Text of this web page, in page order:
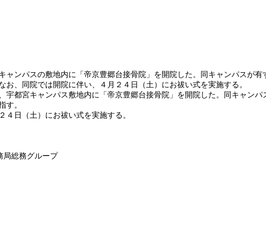
ャンパスの敷地内に「帝京豊郷台接骨院」を開院した。同キャンパスが
お、同院では開院に伴い、４月２４日（土）にお祓い式を実施する。
都宮キャンパス敷地内に「帝京豊郷台接骨院」を開院した。同キャン
す。
日（土）にお祓い式を実施する。
総務グループ